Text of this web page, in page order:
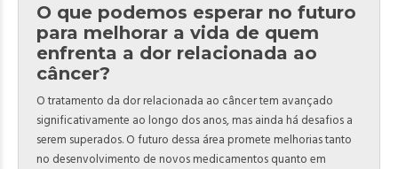
O que podemos esperar no futuro
para melhorar a vida de quem
enfrenta a dor relacionada ao
câncer?
O tratamento da dor relacionada ao câncer tem avançado
significativamente ao longo dos anos, mas ainda há desafios a
serem superados. O futuro dessa área promete melhorias tanto
no desenvolvimento de novos medicamentos quanto em